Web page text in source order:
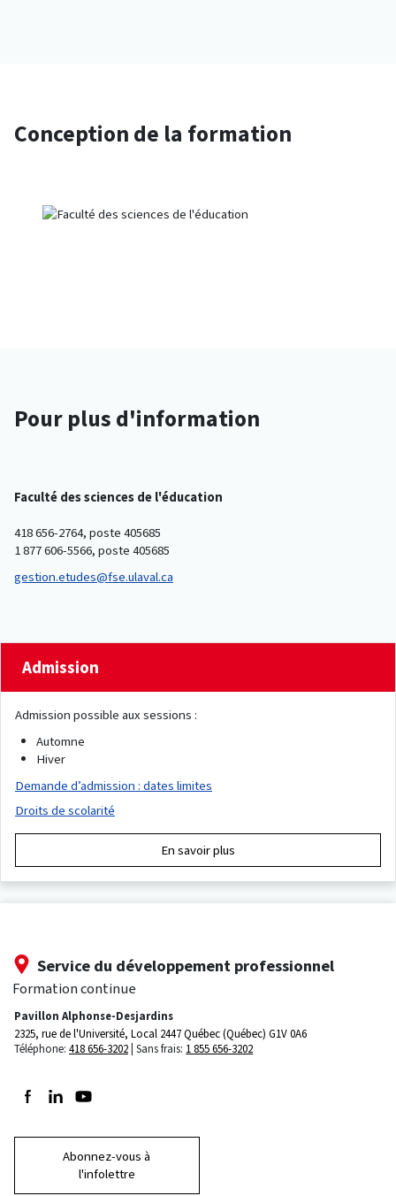
Conception de la formation
Pour plus d'information
Faculté des sciences de l'éducation
418 656-2764, poste 405685
1 877 606-5566, poste 405685
gestion.etudes@fse.ulaval.ca
Admission
Admission possible aux sessions :
Automne
Hiver
Demande d’admission : dates limites
Droits de scolarité
En savoir plus
Service du développement professionnel
Formation continue
Pavillon Alphonse-Desjardins
2325, rue de l'Université, Local 2447Québec (Québec) G1V 0A6
Téléphone: 418 656-3202 Sans frais: 1 855 656-3202
Suivez-nous sur Facebook
Suivez-nous sur LinkedIn
Suivez-nous sur Youtube
Abonnez-vous à
l'infolettre